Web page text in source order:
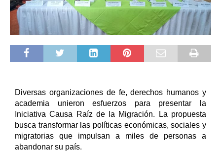
Diversas organizaciones de fe, derechos humanos y
academia unieron esfuerzos para presentar la
Iniciativa Causa Raíz de la Migración. La propuesta
busca transformar las políticas económicas, sociales y
migratorias que impulsan a miles de personas a
abandonar su país.